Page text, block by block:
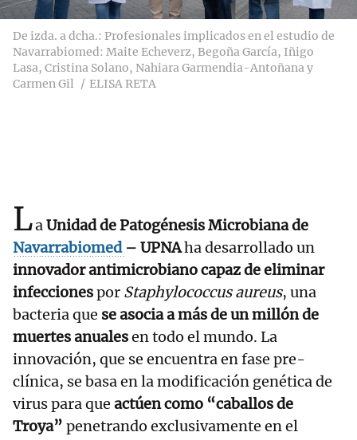
De izda. a dcha.: Profesionales implicados en el estudio de
Navarrabiomed: Maite Echeverz, Begoña García, Iñigo
Lasa, Cristina Solano, Nahiara Garmendia-Antoñana y
Carmen Gil
ELISA RETA
LaUnidad de Patogénesis Microbiana de
Navarrabiomed – UPNAha desarrollado un
innovador antimicrobiano capaz de eliminar
infeccionespor Staphylococcus aureus, una
bacteria que se asocia a más de un millón de
muertes anualesen todo el mundo. La
innovación, que se encuentra en fase pre-
clínica, se basa en la modificación genética de
virus para que actúen como “caballos de
Troya” penetrando exclusivamente en el